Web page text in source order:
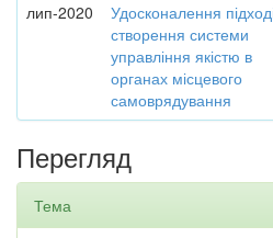
лип-2020
Удосконалення
створення системи
управління якістю в
органах місцевого
самоврядування
Перегляд
Тема